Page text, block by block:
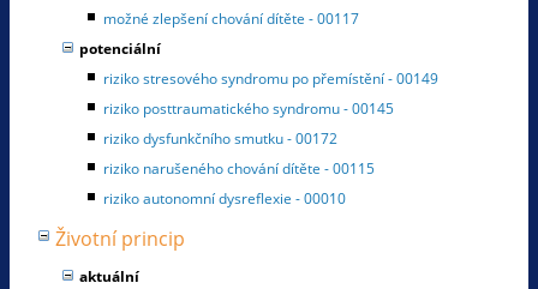
možné zlepšení chování dítěte - 00117
potenciální
riziko stresového syndromu po přemístění - 00149
riziko posttraumatického syndromu - 00145
riziko dysfunkčního smutku - 00172
riziko narušeného chování dítěte - 00115
riziko autonomní dysreflexie - 00010
Životní princip
aktuální